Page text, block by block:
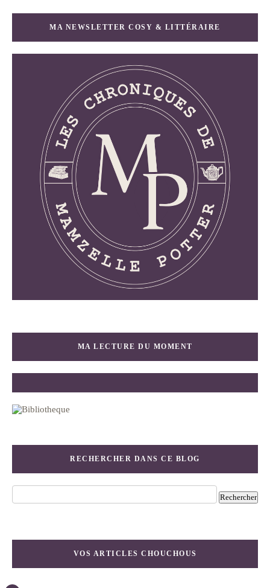
MA NEWSLETTER COSY & LITTÉRAIRE
MA LECTURE DU MOMENT
RECHERCHER DANS CE BLOG
VOS ARTICLES CHOUCHOUS